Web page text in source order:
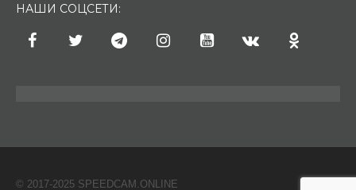
НАШИ СОЦСЕТИ:
© 2017-2025 SPEEDCAM.ONLINE